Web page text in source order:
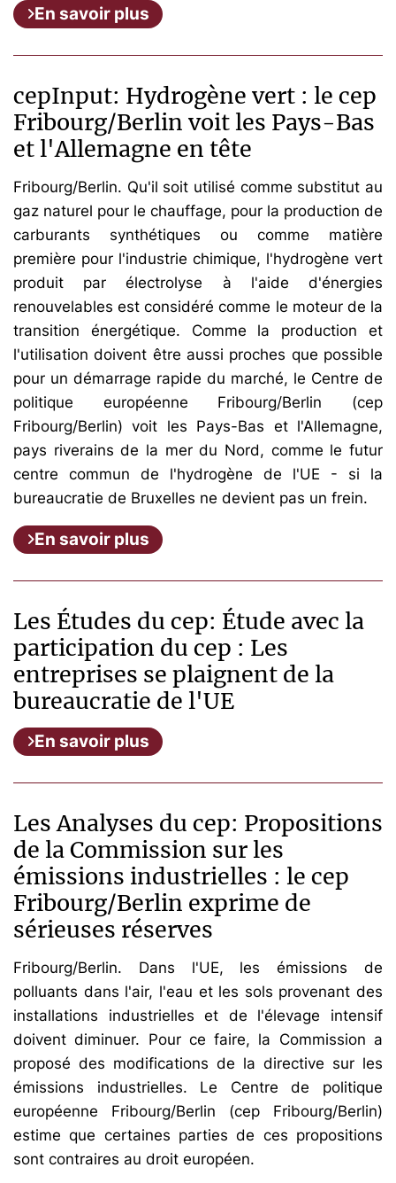
En savoir plus
cepInput: Hydrogène vert : le cep
Fribourg/Berlin voit les Pays-Bas
et l'Allemagne en tête
Fribourg/Berlin. Qu'il soit utilisé comme substitut au
gaz naturel pour le chauffage, pour la production de
carburants synthétiques ou comme matière
première pour l'industrie chimique, l'hydrogène vert
produit par électrolyse à l'aide d'énergies
renouvelables est considéré comme le moteur de la
transition énergétique. Comme la production et
l'utilisation doivent être aussi proches que possible
pour un démarrage rapide du marché, le Centre de
politique européenne Fribourg/Berlin (cep
Fribourg/Berlin) voit les Pays-Bas et l'Allemagne,
pays riverains de la mer du Nord, comme le futur
centre commun de l'hydrogène de l'UE - si la
bureaucratie de Bruxelles ne devient pas un frein.
En savoir plus
Les Études du cep: Étude avec la
participation du cep : Les
entreprises se plaignent de la
bureaucratie de l'UE
En savoir plus
Les Analyses du cep: Propositions
de la Commission sur les
émissions industrielles : le cep
Fribourg/Berlin exprime de
sérieuses réserves
Fribourg/Berlin. Dans l'UE, les émissions de
polluants dans l'air, l'eau et les sols provenant des
installations industrielles et de l'élevage intensif
doivent diminuer. Pour ce faire, la Commission a
proposé des modifications de la directive sur les
émissions industrielles. Le Centre de politique
européenne Fribourg/Berlin (cep Fribourg/Berlin)
estime que certaines parties de ces propositions
sont contraires au droit européen.